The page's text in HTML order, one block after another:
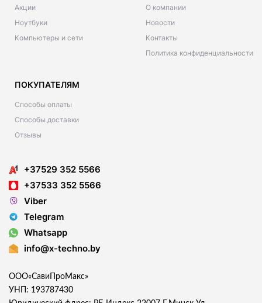
Акции
Ноутбуки
Компьютеры и сети
О компании
Новости
Контакты
Политика конфиденциальности
ПОКУПАТЕЛЯМ
Способы оплаты
Способы доставки
Отзывы
+37529 352 5566
+37533 352 5566
Viber
Telegram
Whatsapp
info@x-techno.by
ООО«СавиПроМакс»
УНП: 193787430